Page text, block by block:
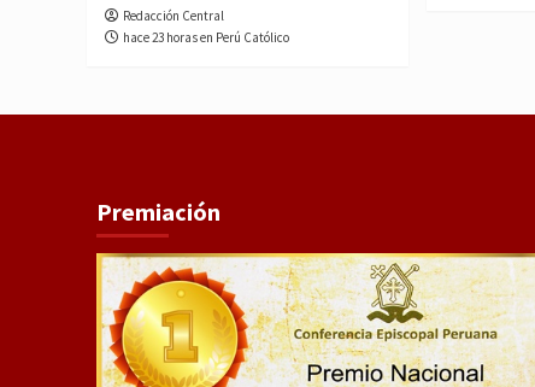
Redacción Central
hace 23 horas en Perú Católico
Premiación